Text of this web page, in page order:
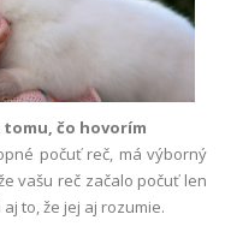
čo hovorím
počuť reč, má výborný
vašu reč začalo počuť len
to, že jej aj rozumie.